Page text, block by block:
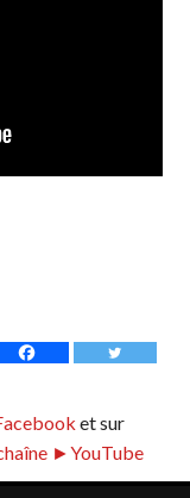
et sur
►YouTube